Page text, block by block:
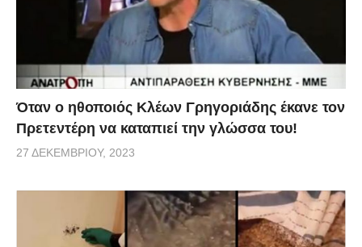
Όταν ο ηθοποιός Κλέων Γρηγοριάδης έκανε τον
Πρετεντέρη να καταπιεί την γλώσσα του!
27 ΔΕΚΕΜΒΡΊΟΥ, 2023